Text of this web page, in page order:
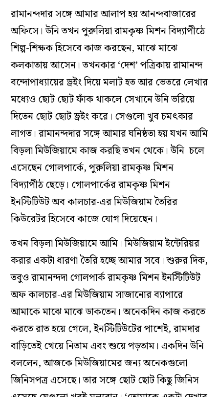
রামানন্দদার সঙ্গে আমার আলাপ হয় আনন্দবাজারের
অফিসে। উনি তখন পুরুলিয়া রামকৃষ্ণ মিশন বিদ্যাপীঠে
শিল্প-শিক্ষক হিসেবে কাজ করছেন, মাঝে মাঝে
কলকাতায় আসেন। তখনকার ‘দেশ’ পত্রিকায় রামানন্দ
বন্দোপাধ্যায়ের ড্রইং দিয়ে মলাট হত আর ভেতরে লেখার
মধ্যেও ছোট ছোট ফাঁক থাকলে সেখানে উনি ভরিয়ে
দিতেন ছোট ছোট ড্রইং করে। সেগুলো খুব চমৎকার
লাগত। রামানন্দদার সঙ্গে আমার ঘনিষ্ঠতা হয় যখন আমি
বিড়লা মিউজিয়ামে কাজ করছি তখন থেকে। উনি চলে
এসেছেন গোলপার্কে, পুরুলিয়া রামকৃষ্ণ মিশন
বিদ্যাপীঠ ছেড়ে। গোলপার্কের রামকৃষ্ণ মিশন
ইনস্টিটিউট অব কালচার-এর মিউজিয়াম তৈরির
কিউরেটর হিসেবে কাজে যোগ দিয়েছেন।
তখন বিড়লা মিউজিয়ামে আমি। মিউজিয়াম ইন্টেরিয়র
করার একটা ধারণা তৈরি হচ্ছে আমার সবে। শুরুর দিক,
তবুও রামানন্দদা গোলপার্ক রামকৃষ্ণ মিশন ইনস্টিটিউট
অফ কালচার-এর মিউজিয়াম সাজানোর ব্যাপারে
আমাকে মাঝে মাঝে ডাকতেন। অনেকদিন কাজ করতে
করতে রাত হয়ে গেলে, ইনস্টিটিউটের পাশেই, রামদার
বাড়িতেই খেয়ে নিতাম এবং শুয়ে পড়তাম। একদিন উনি
বললেন, আজকে মিউজিয়ামের জন্য অনেকগুলো
জিনিসপত্র এসেছে। তার সঙ্গে ছোট ছোট কিছু জিনিস